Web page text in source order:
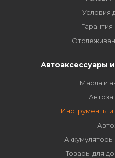
Условия
Гарантия
Автоаксессуары
Масла и
Инструменты
Товары для